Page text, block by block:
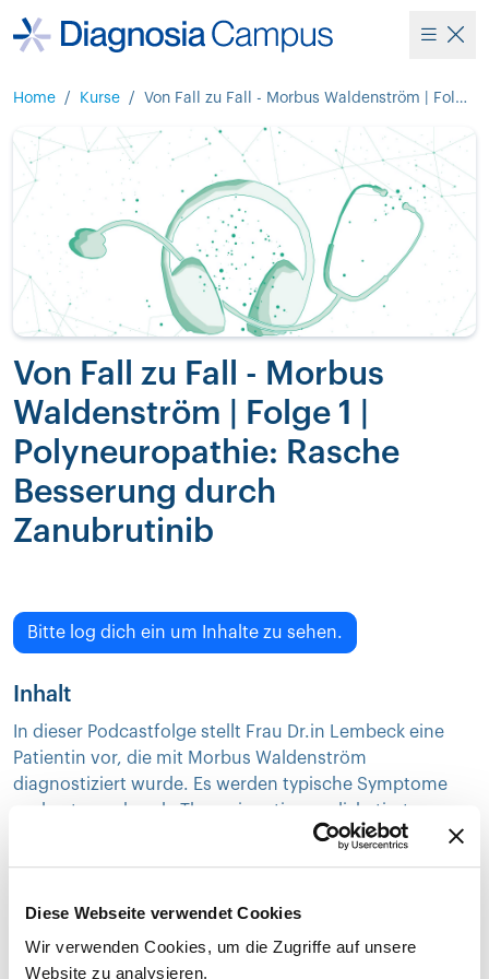
Diese Webseite verwendet Cookies
Wir verwenden Cookies, um die Zugriffe auf unsere
Website zu analysieren.
Home / Kurse / Von Fall zu Fall - Morbus Waldenström | Folge 1 | Polyneuropathie: Rasche Besserung durch Zanubrutinib
Von Fall zu Fall - Morbus
Waldenström | Folge 1 |
Polyneuropathie: Rasche
Besserung durch
Zanubrutinib
Bitte log dich ein um Inhalte zu sehen.
Inhalt
In dieser Podcastfolge stellt Frau Dr.in Lembeck eine
Patientin vor, die mit Morbus Waldenström
diagnostiziert wurde. Es werden typische Symptome
und entsprechende Therapieoptionen diskutiert.
Vortrag
Std.
DFP